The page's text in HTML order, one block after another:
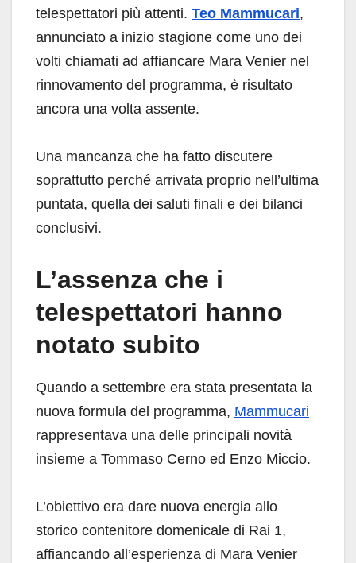
telespettatori più attenti. Teo Mammucari,
annunciato a inizio stagione come uno dei
volti chiamati ad affiancare Mara Venier nel
rinnovamento del programma, è risultato
ancora una volta assente.
Una mancanza che ha fatto discutere
soprattutto perché arrivata proprio nell’ultima
puntata, quella dei saluti finali e dei bilanci
conclusivi.
L’assenza che i
telespettatori hanno
notato subito
Quando a settembre era stata presentata la
nuova formula del programma, Mammucari
rappresentava una delle principali novità
insieme a Tommaso Cerno ed Enzo Miccio.
L’obiettivo era dare nuova energia allo
storico contenitore domenicale di Rai 1,
affiancando all’esperienza di Mara Venier